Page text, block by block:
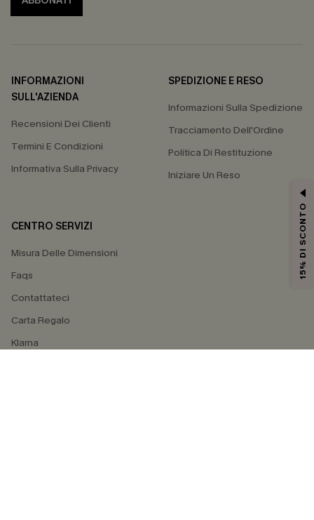
INFORMAZIONI
SULL'AZIENDA
Recensioni Dei Clienti
Termini E Condizioni
Informativa Sulla Privacy
SPEDIZIONE E RESO
Informazioni Sulla Spedizione
Tracciamento Dell'Ordine
Politica Di Restituzione
Iniziare Un Reso
CENTRO SERVIZI
Misura Delle Dimensioni
Faqs
Contattateci
Carta Regalo
Klarna
15% DI SCONTO